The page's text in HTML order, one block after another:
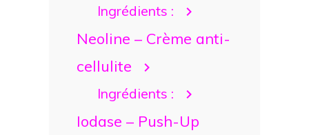
Ingrédients :
Neoline – Crème anti-
cellulite
Ingrédients :
Iodase – Push-Up